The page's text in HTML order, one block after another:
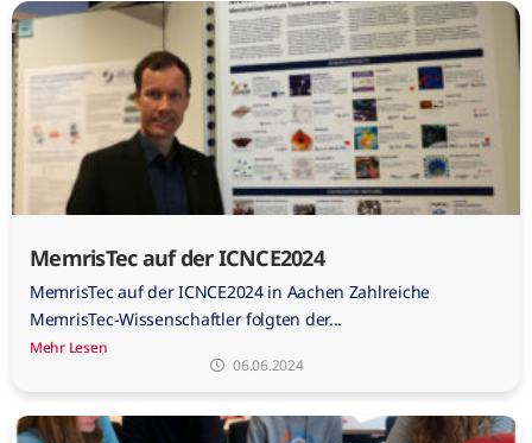
MemrisTec auf der ICNCE2024
MemrisTec auf der ICNCE2024 in Aachen Zahlreiche
MemrisTec-Wissenschaftler folgten der...
Mehr Lesen
06.06.2024